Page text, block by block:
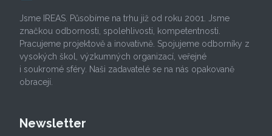
Jsme IREAS. Působíme na trhu již od roku 2001. Jsme
značkou odbornosti, spolehlivosti, kompetentnosti.
Pracujeme projektově a inovativně. Spojujeme odborníky z
vysokých škol, výzkumných organizací, veřejné
i soukromé sféry. Naši zadavatelé se na nás opakovaně
obracejí.
Newsletter